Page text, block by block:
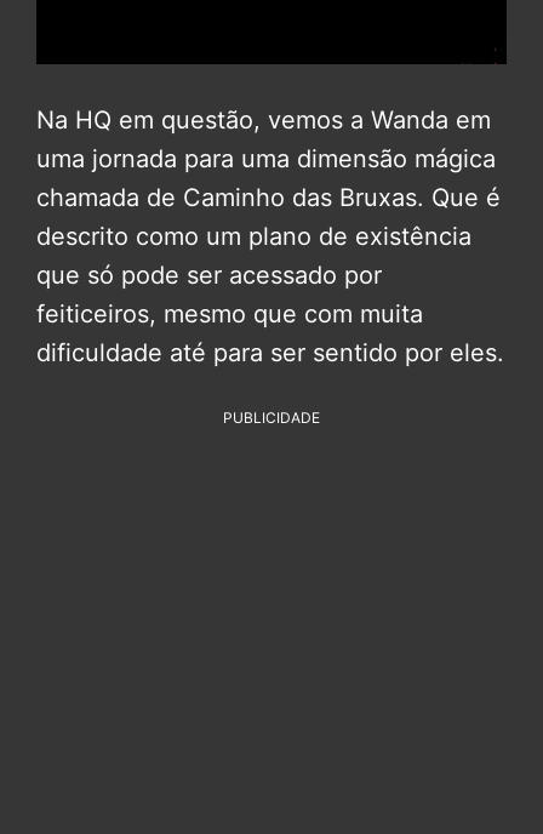
Na HQ em questão, vemos a Wanda em
uma jornada para uma dimensão mágica
chamada de Caminho das Bruxas. Que é
descrito como um plano de existência
que só pode ser acessado por
feiticeiros, mesmo que com muita
dificuldade até para ser sentido por eles.
PUBLICIDADE